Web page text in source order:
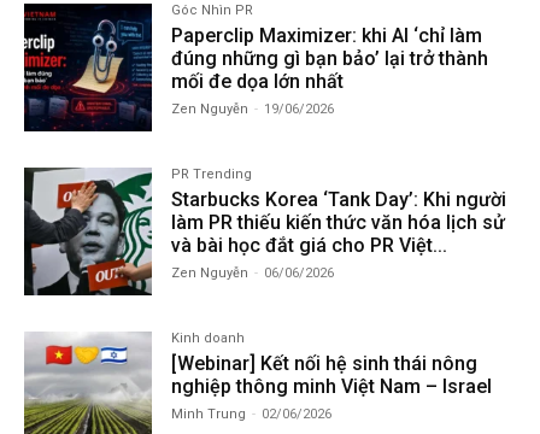
Góc Nhìn PR
Paperclip Maximizer: khi AI ‘chỉ làm
đúng những gì bạn bảo’ lại trở thành
mối đe dọa lớn nhất
Zen Nguyễn - 19/06/2026
PR Trending
Starbucks Korea ‘Tank Day’: Khi người
làm PR thiếu kiến thức văn hóa lịch sử
và bài học đắt giá cho PR Việt...
Zen Nguyễn - 06/06/2026
Kinh doanh
[Webinar] Kết nối hệ sinh thái nông
nghiệp thông minh Việt Nam – Israel
Minh Trung - 02/06/2026